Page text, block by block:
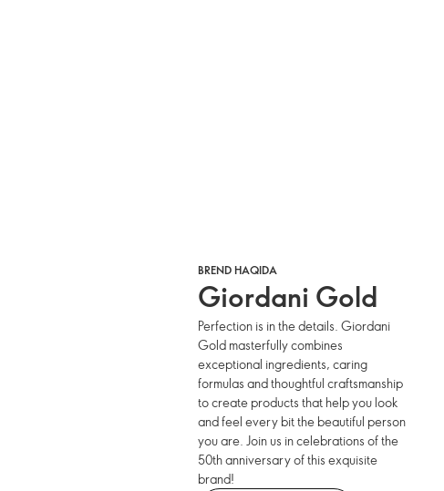
BREND HAQIDA
Giordani Gold
Perfection is in the details. Giordani
Gold masterfully combines
exceptional ingredients, caring
formulas and thoughtful craftsmanship
to create products that help you look
and feel every bit the beautiful person
you are. Join us in celebrations of the
50th anniversary of this exquisite
brand!